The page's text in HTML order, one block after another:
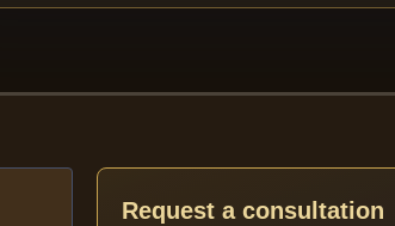
Request a consultation